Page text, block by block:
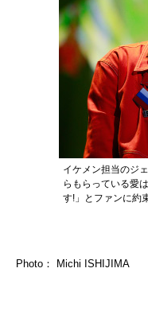
イケメン担当のジ
らもらっている愛
す!」とファンに約束
Photo： Michi ISHIJIMA